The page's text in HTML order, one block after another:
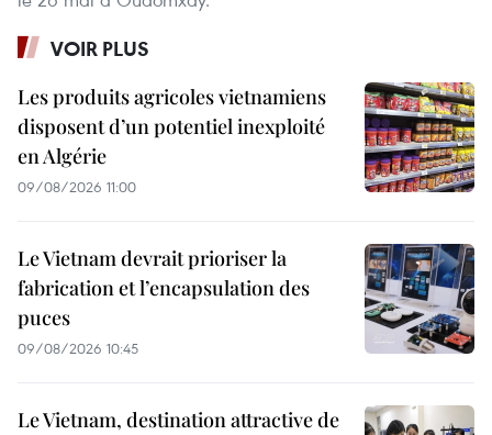
VOIR PLUS
Les produits agricoles vietnamiens
disposent d’un potentiel inexploité
en Algérie
09/08/2026 11:00
Le Vietnam devrait prioriser la
fabrication et l’encapsulation des
puces
09/08/2026 10:45
Le Vietnam, destination attractive de